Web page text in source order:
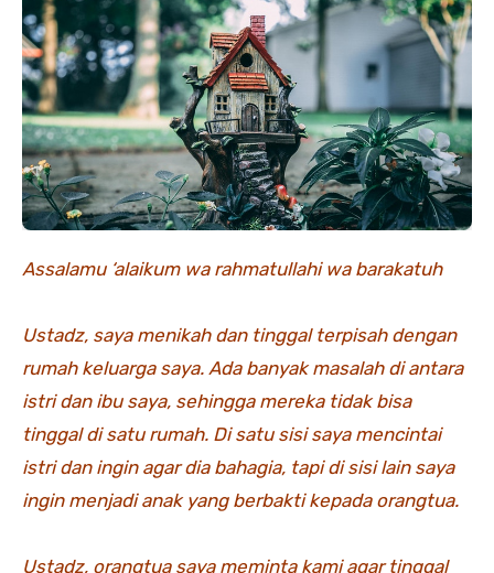
Assalamu ‘alaikum wa rahmatullahi wa barakatuh
Ustadz, saya menikah dan tinggal terpisah dengan
rumah keluarga saya. Ada banyak masalah di antara
istri dan ibu saya, sehingga mereka tidak bisa
tinggal di satu rumah. Di satu sisi saya mencintai
istri dan ingin agar dia bahagia, tapi di sisi lain saya
ingin menjadi anak yang berbakti kepada orangtua.
Ustadz, orangtua saya meminta kami agar tinggal